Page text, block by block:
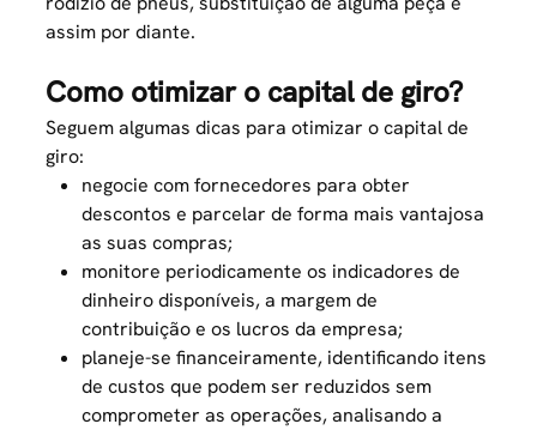
assim por diante.
Como otimizar o capital de giro?
Seguem algumas dicas para otimizar o capital de
giro:
negocie com fornecedores para obter
descontos e parcelar de forma mais vantajosa
as suas compras;
monitore periodicamente os indicadores de
dinheiro disponíveis, a margem de
contribuição e os lucros da empresa;
planeje-se financeiramente, identificando itens
de custos que podem ser reduzidos sem
comprometer as operações, analisando a